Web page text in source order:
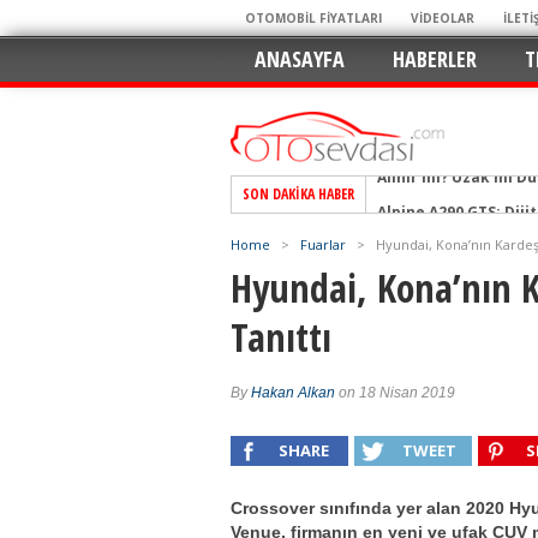
OTOMOBİL FİYATLARI VİDEOLAR
ANASAYFA HABERLER
SON DAKIKA HABER
Mercedes-Benz
Keskin Hatlar, GR
Geleceğin Kompakt
Pazarın Lideri,
Hem Şehirli Hem
Alınır mı? Uzak mı
Home > Fuarlar > Hyundai, Kona’nın
Hyundai, Kona’nın
Tanıttı
ByHakan Alkan on 18 Nisan 2019
SHARE TWEET
Crossover sınıfında yer alan 2020
Venue, firmanın en yeni ve ufak CUV